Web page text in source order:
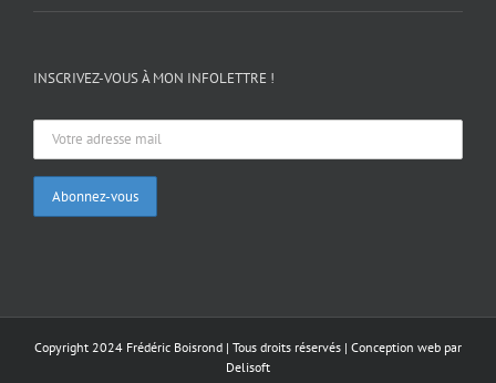
INSCRIVEZ-VOUS À MON INFOLETTRE !
Copyright 2024 Frédéric Boisrond | Tous droits réservés | Conception web par
Delisoft